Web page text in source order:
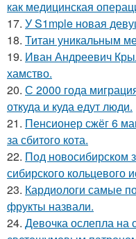
как медицинская
17. У S1mple новая
18. Титан уникальным
19. Иван Андреевич
хамство.
20. С 2000 года
откуда и куда едут люди.
21. Пенсионер сжёг 6
за сбитого кота.
22. Под новосибирском
сибирского кольцевого
23. Кардиологи самые
фрукты назвали.
24. Девочка ослепла на